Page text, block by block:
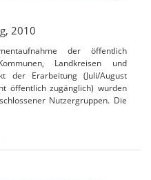
2010
der öffentlich
Landkreisen und
der Erarbeitung (Juli/August
öffentlich zugänglich) wurden
Nutzergruppen. Die